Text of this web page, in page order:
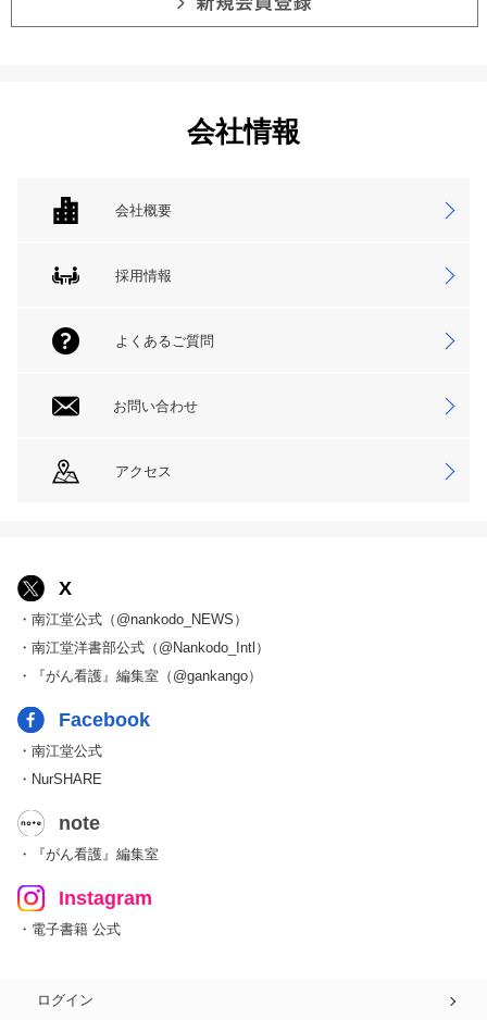
会社情報
会社概要
採用情報
よくあるご質問
お問い合わせ
アクセス
X
・南江堂公式（@nankodo_NEWS）
・南江堂洋書部公式（@Nankodo_Intl）
・『がん看護』編集室（@gankango）
Facebook
・南江堂公式
・NurSHARE
note
・『がん看護』編集室
Instagram
・電子書籍 公式
ログイン